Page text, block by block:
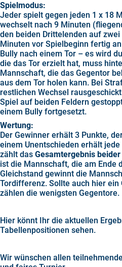
Spielmodus:
Jeder spielt gegen jeden 1 x 18
wechselt nach 9 Minuten
den beiden Drittelenden auf
Minuten vor Spielbeginn fertig
Bully nach einem Tor – es wird
die das Tor erzielt hat, muss
Mannschaft, die das Gegentor
aus dem Tor holen kann. Bei
restlichen Wechsel
Spiel auf beiden Feldern
einem Bully fortgesetzt.
Wertung:
Der Gewinner erhält 3 Punkte,
einem Unentschieden erhält
zählt das Gesamtergebnis
ist die Mannschaft, die am Ende
Gleichstand gewinnt die
Tordifferenz. Sollte auch hier ein
zählen die wenigsten Gegentore.
Hier könnt Ihr die aktuellen
Tabellenpositionen sehen.
Wir wünschen allen